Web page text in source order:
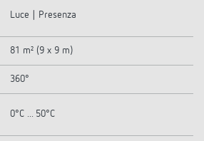
Luce | Presenza
81 m² (9 x 9 m)
360°
0°C ... 50°C